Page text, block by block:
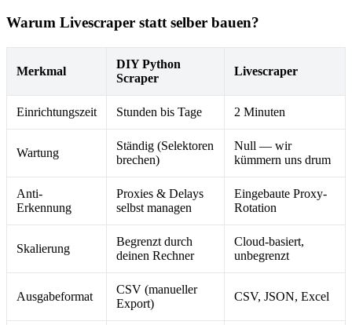
Warum Livescraper statt selber bauen?
Merkmal
DIY Python
Scraper
Livescraper
Einrichtungszeit Stunden bis Tage 2 Minuten
Wartung
Ständig (Selektoren
brechen)
Null — wir
kümmern uns drum
Anti-
Erkennung
Proxies & Delays
selbst managen
Eingebaute Proxy-
Rotation
Skalierung
Begrenzt durch
deinen Rechner
Cloud-basiert,
unbegrenzt
Ausgabeformat
CSV (manueller
Export)
CSV, JSON, Excel